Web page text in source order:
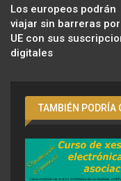
Los europeos podrán
viajar sin barreras
UE con sus
digitales
TAMBIÉN PODRÍA